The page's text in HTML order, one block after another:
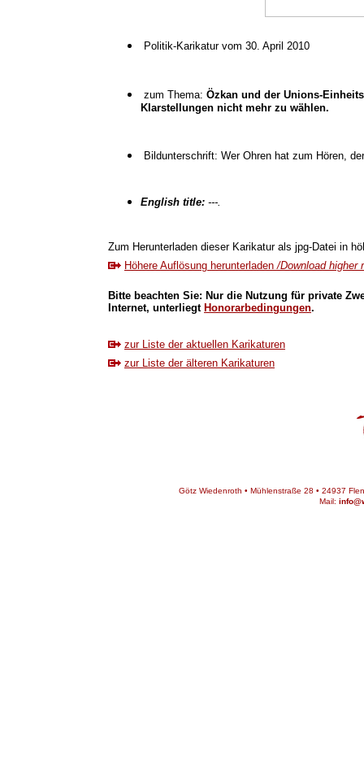
Politik-Karikatur vom 30. April 2010
zum Thema: Özkan und der Unions-
Klarstellungen nicht mehr zu wählen.
Bildunterschrift: Wer Ohren hat zum Hören,
English title: ---.
Zum Herunterladen dieser Karikatur als jpg-Datei in
Höhere Auflösung herunterladen/Download higher
Bitte beachten Sie: Nur die Nutzung für private
Internet, unterliegt Honorarbedingungen.
zur Liste der aktuellen Karikaturen
zur Liste der älteren Karikaturen
Götz Wiedenroth • Mühlenstraße 28 • 24937
Mail: